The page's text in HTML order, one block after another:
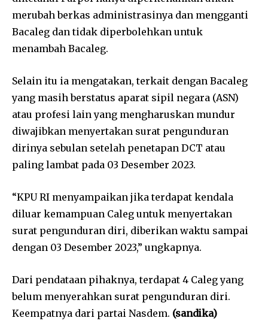
merubah berkas administrasinya dan mengganti
Bacaleg dan tidak diperbolehkan untuk
menambah Bacaleg.
Selain itu ia mengatakan, terkait dengan Bacaleg
yang masih berstatus aparat sipil negara (ASN)
atau profesi lain yang mengharuskan mundur
diwajibkan menyertakan surat pengunduran
dirinya sebulan setelah penetapan DCT atau
paling lambat pada 03 Desember 2023.
“KPU RI menyampaikan jika terdapat kendala
diluar kemampuan Caleg untuk menyertakan
surat pengunduran diri, diberikan waktu sampai
dengan 03 Desember 2023,” ungkapnya.
Dari pendataan pihaknya, terdapat 4 Caleg yang
belum menyerahkan surat pengunduran diri.
Keempatnya dari partai Nasdem. (sandika)